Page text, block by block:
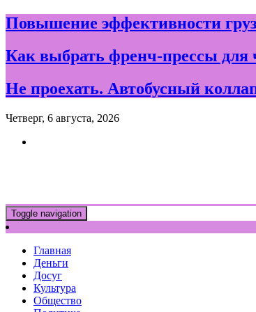
Skip
to
Повышение эффективности
Как выбрать френч-прессы для
Не проехать. Автобусный
Четверг, 6 августа, 2026
Toggle navigation
Главная
Деньги
Досуг
Культура
Общество